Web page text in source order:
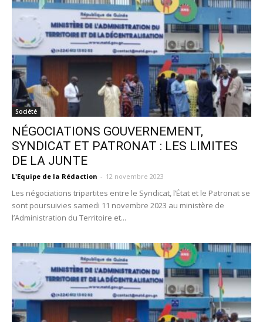
Société
NÉGOCIATIONS GOUVERNEMENT,
SYNDICAT ET PATRONAT : LES LIMITES
DE LA JUNTE
L'Equipe de la Rédaction - 12 novembre 2023
Les négociations tripartites entre le Syndicat, l’État et le Patronat se
sont poursuivies samedi 11 novembre 2023 au ministère de
l’Administration du Territoire et...